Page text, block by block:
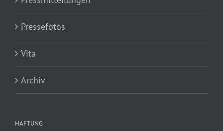
Pressefotos
Vita
Archiv
HAFTUNG